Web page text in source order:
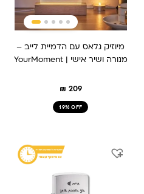
מיוזיק גלאס עם הדמיית לייב –
מנורה ושיר אישי | YourMoment
₪ 209
19% OFF
₪ 179.